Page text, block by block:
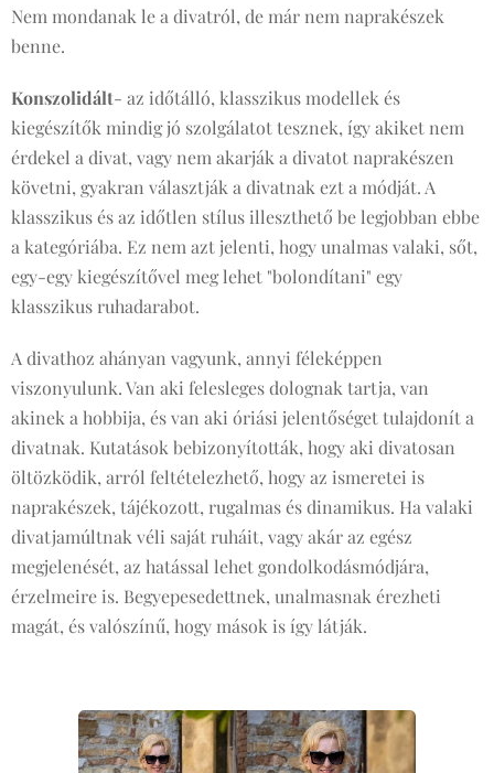
Nem mondanak le a divatról, de már nem naprakészek
benne.
Konszolidált- az időtálló, klasszikus modellek és
kiegészítők mindig jó szolgálatot tesznek, így akiket nem
érdekel a divat, vagy nem akarják a divatot naprakészen
követni, gyakran választják a divatnak ezt a módját. A
klasszikus és az időtlen stílus illeszthető be legjobban ebbe
a kategóriába. Ez nem azt jelenti, hogy unalmas valaki, sőt,
egy-egy kiegészítővel meg lehet "bolondítani" egy
klasszikus ruhadarabot.
A divathoz ahányan vagyunk, annyi féleképpen
viszonyulunk. Van aki felesleges dolognak tartja, van
akinek a hobbija, és van aki óriási jelentőséget tulajdonít a
divatnak. Kutatások bebizonyították, hogy aki divatosan
öltözködik, arról feltételezhető, hogy az ismeretei is
naprakészek, tájékozott, rugalmas és dinamikus. Ha valaki
divatjamúltnak véli saját ruháit, vagy akár az egész
megjelenését, az hatással lehet gondolkodásmódjára,
érzelmeire is. Begyepesedettnek, unalmasnak érezheti
magát, és valószínű, hogy mások is így látják.